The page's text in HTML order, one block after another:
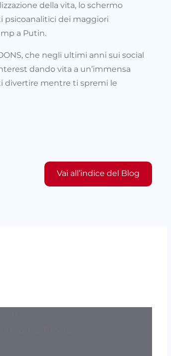
della vita, lo schermo
psicoanalitici dei maggiori
a Putin.
che negli ultimi anni sui social
dando vita a un’immensa
divertire mentre ti spremi le
Vai all’indice del Blog